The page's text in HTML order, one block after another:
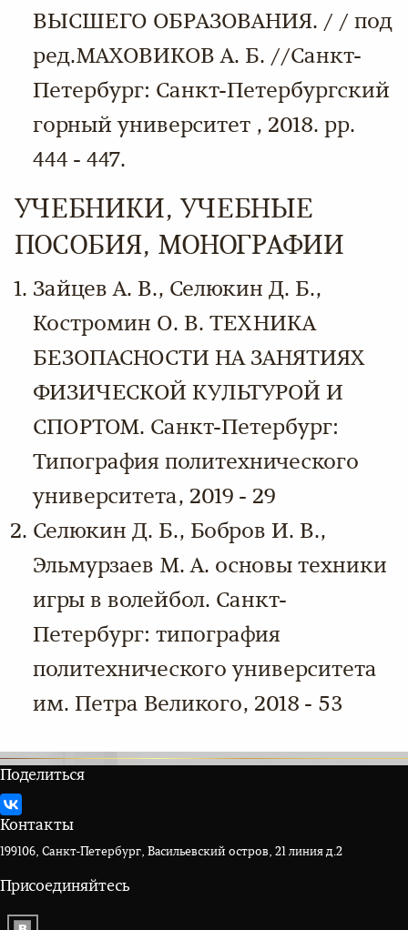
ВЫСШЕГО ОБРАЗОВАНИЯ. / / под
ред.МАХОВИКОВ А. Б. //Санкт-
Петербург: Санкт-Петербургский
горный университет , 2018. pp.
444 - 447.
УЧЕБНИКИ, УЧЕБНЫЕ
ПОСОБИЯ, МОНОГРАФИИ
Зайцев А. В., Селюкин Д. Б.,
Костромин О. В. ТЕХНИКА
БЕЗОПАСНОСТИ НА ЗАНЯТИЯХ
ФИЗИЧЕСКОЙ КУЛЬТУРОЙ И
СПОРТОМ. Санкт-Петербург:
Типография политехнического
университета, 2019 - 29
Селюкин Д. Б., Бобров И. В.,
Эльмурзаев М. А. основы техники
игры в волейбол. Санкт-
Петербург: типография
политехнического университета
им. Петра Великого, 2018 - 53
Поделиться
Контакты
199106, Санкт-Петербург, Васильевский остров, 21 линия д.2
Присоединяйтесь